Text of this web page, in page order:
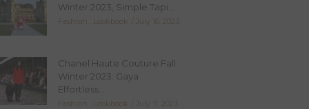
Winter 2023, Simple Tapi...
Fashion Lookbook July 16, 2023
Chanel Haute Couture Fall
Winter 2023: Gaya
Effortless...
Fashion Lookbook July 11, 2023